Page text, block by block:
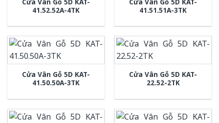
41.52.52A-4TK
41.51.51A-3TK
Cửa Vân Gỗ 5D KAT-
41.50.50A-3TK
Cửa Vân Gỗ 5D KAT-
22.52-2TK